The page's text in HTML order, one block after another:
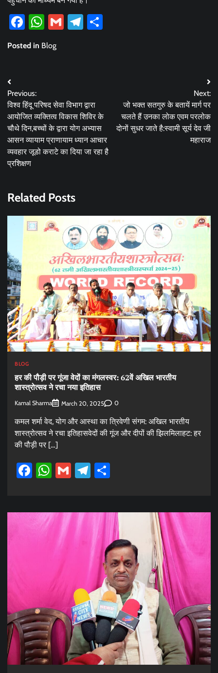
Facebook
WhatsApp
GmailTelegram
Posted in Blog
Post
navigation
Previous:
विश्व हिंदू परिषद सेवा विभाग द्वारा
आयोजित व्यक्तित्व विकास शिविर के
चौथे दिन,बच्चों के द्वारा योग अभ्यास
आसन व्यायाम प्राणायाम ध्यान आचार
व्यवहार जूडो कराटे का दिया जा रहा है
प्रशिक्षण
Next:
जो भक्त सतगुरु के बतायें मार्ग पर
चलते हैं उनका लोक एवम परलोक
दोनों सुधर जाते है:स्वामी सूर्य देव जी
महाराज
Related Posts
BLOG
हर की पौड़ी पर गूंजा वेदों का मंगलस्वर: 62वें अखिल भारतीय
शास्त्रोत्सव ने रचा नया इतिहास
Kamal Sharma March 20, 2025 0
कमल शर्मा वेद, योग और आस्था का त्रिवेणी संगम: अखिल भारतीय
शास्त्रोत्सव ने रचा इतिहासवेदों की गूंज और दीपों की झिलमिलाहट: हर
की पौड़ी पर […]
Facebook
WhatsApp
GmailTelegram